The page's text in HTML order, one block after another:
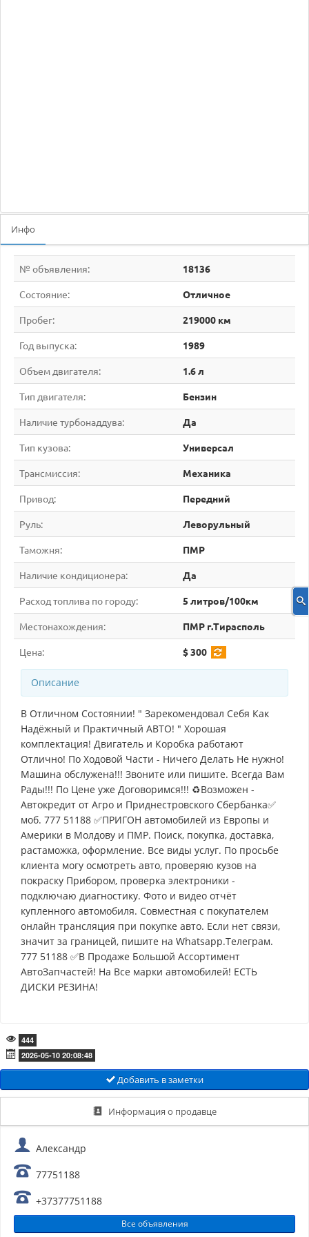
Инфо
№ объявления: 18136
Состояние: Отличное
Пробег: 219000 км
Год выпуска: 1989
Объем двигателя: 1.6 л
Тип двигателя: Бензин
Наличие турбонаддува: Да
Тип кузова: Универсал
Трансмиссия: Механика
Привод: Передний
Руль: Леворульный
Таможня: ПМР
Наличие кондиционера: Да
Расход топлива по городу: 5 литров/100км
Местонахождения: ПМР г.Тирасполь
Цена: $ 300
Описание
В Отличном Состоянии! " Зарекомендовал Себя Как
Надёжный и Практичный АВТО! " Хорошая
комплектация! Двигатель и Коробка работают
Отлично! По Ходовой Части - Ничего Делать Не нужно!
Машина обслужена!!! Звоните или пишите. Всегда Вам
Рады!!! По Цене уже Договоримся!!! ♻Возможен -
Автокредит от Агро и Приднестровского Сбербанка✅
моб. 777 51188 ✅ПРИГОН автомобилей из Европы и
Америки в Молдову и ПМР. Поиск, покупка, доставка,
растаможка, оформление. Все виды услуг. По просьбе
клиента могу осмотреть авто, проверяю кузов на
покраску Прибором, проверка электроники -
подключаю диагностику. Фото и видео отчёт
купленного автомобиля. Совместная с покупателем
онлайн трансляция при покупке авто. Если нет связи,
значит за границей, пишите на Whatsapp.Телеграм.
777 51188 ✅В Продаже Большой Ассортимент
АвтоЗапчастей! На Все марки автомобилей! ЕСТЬ
ДИСКИ РЕЗИНА!
444
2026-05-10 20:08:48
Добавить в заметки
Информация о продавце
Александр
77751188
+37377751188
Все объявления